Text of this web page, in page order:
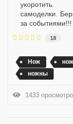
самоделки.
за событиями!!!
18
Нож
ножны
1433